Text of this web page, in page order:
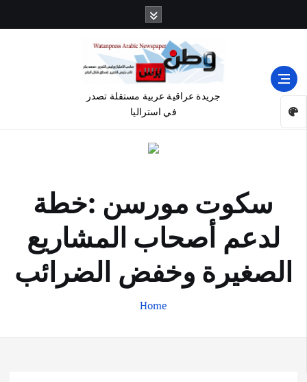
جريدة عراقية عربية مستقلة تصدر
في استراليا
سكوت مورسن :خطة
لدعم أصحاب المشاريع
الصغيرة وخفض الضرائب
Home